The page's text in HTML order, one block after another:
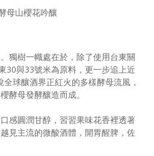
母山櫻花吟釀
獨樹一幟處在於，除了使用台東關
30與33號米為原料，更一步追上近
球釀酒界正紅火的多樣酵母流風，
酵母發酵釀造而成。
感圓潤甘醇，習習果味花香裡透著
見主流的微酸酒體，開胃醒脾，佐